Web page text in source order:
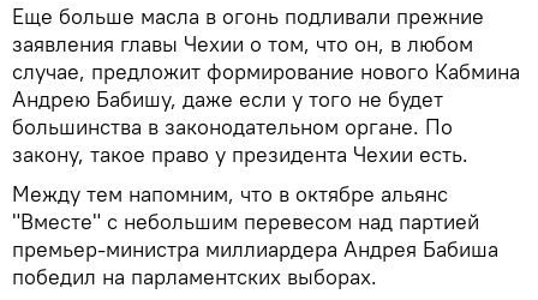
Еще больше масла в огонь подливали прежние
заявления главы Чехии о том, что он, в любом
случае, предложит формирование нового Кабмина
Андрею Бабишу, даже если у того не будет
большинства в законодательном органе. По
закону, такое право у президента Чехии есть.
Между тем напомним, что в октябре альянс
"Вместе" с небольшим перевесом над партией
премьер-министра миллиардера Андрея Бабиша
победил на парламентских выборах.